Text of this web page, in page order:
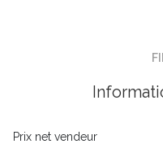
Prix net vendeur